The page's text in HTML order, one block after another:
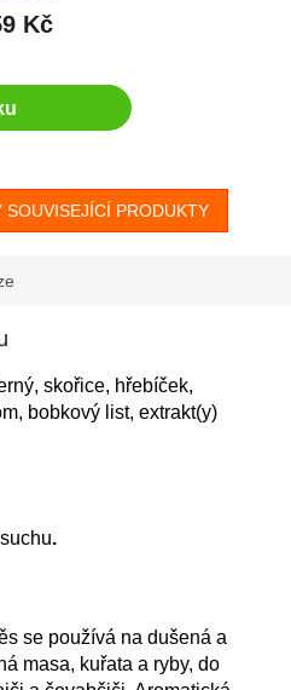
Kč
PRODUKTY
skořice, hřebíček,
bobkový list, extrakt(y)
.
se používá na dušená a
masa, kuřata a ryby, do